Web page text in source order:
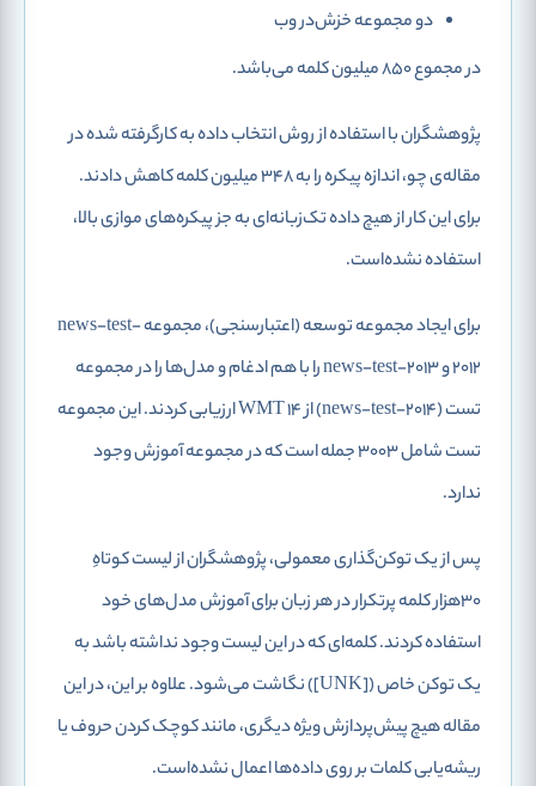
دو مجموعه خزش‌در وب
در مجموع 850 میلیون کلمه می‌باشد.
پژوهشگران با استفاده از روش انتخاب داده به کارگرفته شده در
مقاله‌ی چو، اندازه پیکره را به 348 میلیون کلمه کاهش دادند.
برای این کار از هیچ داده تک‌زبانه‌ای به‌ جز پیکره‌های موازی بالا،
استفاده نشده‌است.
برای ایجاد مجموعه توسعه (اعتبارسنجی)، مجموعه news-test-
2012 و news-test-2013 را با هم ادغام و مدل‌ها را در مجموعه
تست (news-test-2014) از WMT 14 ارزیابی کردند. این مجموعه
تست شامل 3003 جمله است که در مجموعه آموزش وجود
ندارد.
پس از یک توکن‌گذاری معمولی، پژوهشگران از لیست کوتاهِ
30هزار کلمه پرتکرار در هر زبان برای آموزش مدل‌های خود
استفاده کردند. کلمه‌ای که در این لیست وجود نداشته باشد به
یک توکن خاص ([UNK]) نگاشت می‌شود. علاوه بر این، در این
مقاله هیچ پیش‌پردازش ویژه دیگری، مانند کوچک کردن حروف یا
ریشه‌یابی کلمات بر روی داده‌ها اعمال نشده‌است.